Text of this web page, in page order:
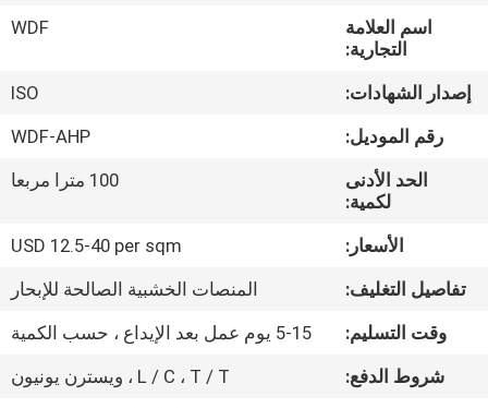
معلومات
جولة
مراقبة
الجودة
اتصل
اسم العلامة
التجارية:
WDF
إصدار الشهادات:
ISO
رقم الموديل:
WDF-AHP
الحد الأدنى
لكمية:
100 مترا مربعا
الأسعار:
USD 12.5-40 per sqm
تفاصيل التغليف:
المنصات الخشبية الصالحة للإبحار
وقت التسليم:
5-15 يوم عمل بعد الإيداع ، حسب الكمية
شروط الدفع:
L / C ، T / T ، ويسترن يونيون